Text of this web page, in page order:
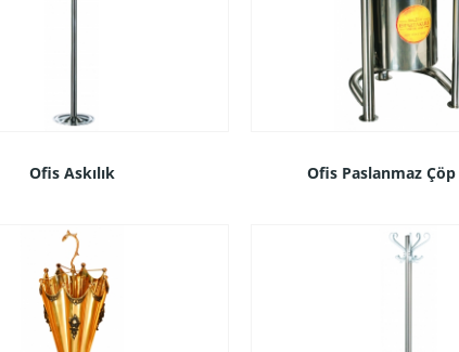
Ofis Askılık Ofis Paslanmaz Çöp